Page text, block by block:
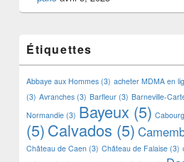
Étiquettes
Abbaye aux Hommes (3) acheter MDMA en
(3) Avranches (3) Barfleur (3) Barneville-
Normandie (3) Bayeux (5) Cabourg
(5)Calvados (5)
Château de Caen (3) Château de Falaise (3)